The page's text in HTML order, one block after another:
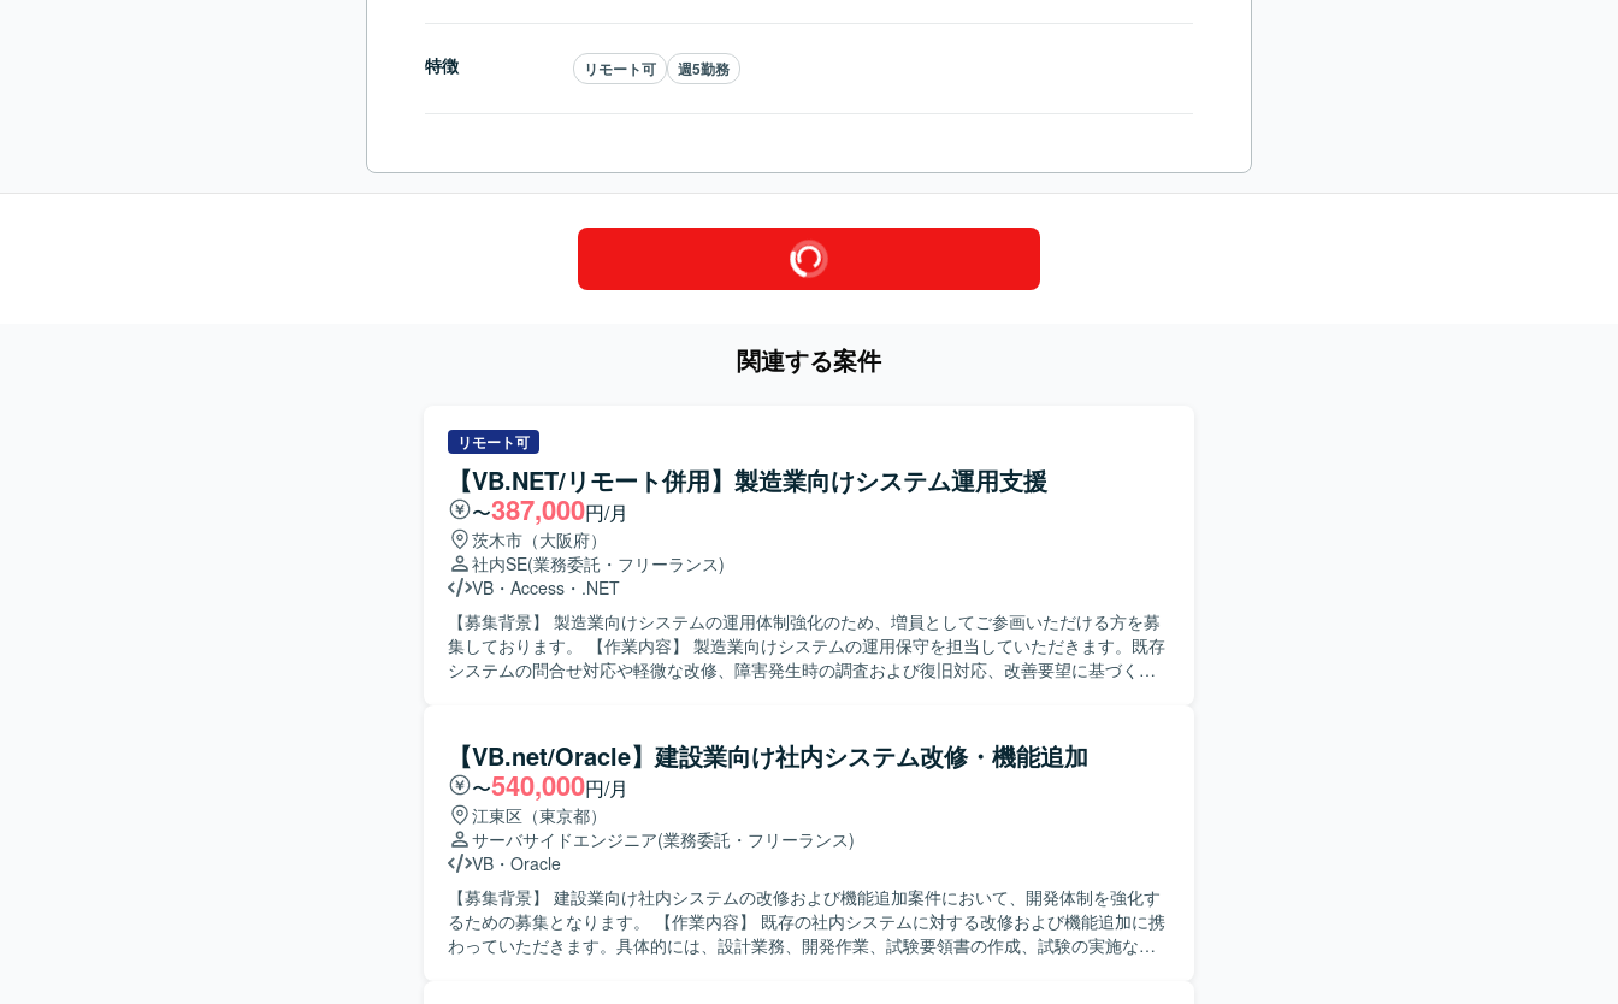
特徴 リモート可 週5勤務
関連する案件
リモート可
【VB.NET/リモート併用】製造業向けシステム運用支援
〜387,000円/月
茨木市（大阪府）
社内SE(業務委託・フリーランス)
VB ・ Access ・ .NET
【募集背景】 製造業向けシステムの運用体制強化のため、増員としてご参画いただける方を募
集しております。 【作業内容】 製造業向けシステムの運用保守を担当していただきます。既存
システムの問合せ対応や軽微な改修、障害発生時の調査および復旧対応、改善要望に基づく改
めていただける方を求めております。既存システムの仕様をキャッチアップし、運用や改善に
根気強く取り組んでいただける方ですと望ましいです。 【ポジションの魅力】 長期的に製造業
向けシステムの運用保守に関わることで、業務ドメイン知識や既存システムの知見を深めるこ
とができます。運用から改善・開発まで一連の工程に携わることで、保守運用スキルと開発ス
キルの双方を高めていただけます。 【開発環境】 VB.NETおよびAccessを用いたオープン系シ
ステムの運用保守・改修を行っております。
【VB.net/Oracle】建設業向け社内システム改修・機能追加
〜540,000円/月
江東区（東京都）
サーバサイドエンジニア(業務委託・フリーランス)
VB ・ Oracle
【募集背景】 建設業向け社内システムの改修および機能追加案件において、開発体制を強化す
るための募集となります。 【作業内容】 既存の社内システムに対する改修および機能追加に携
わっていただきます。具体的には、設計業務、開発作業、試験要領書の作成、試験の実施など